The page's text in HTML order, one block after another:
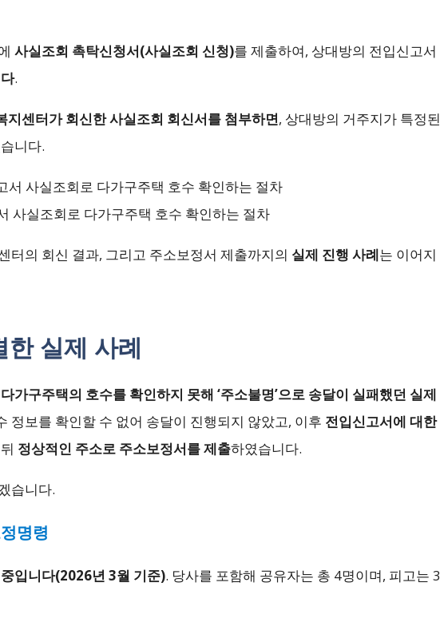
사실조회 촉탁신청서(사실조회 신청)를 제출하여, 상대방의 전입신고서
.
지센터가 회신한 사실조회 회신서를 첨부하면, 상대방의 거주지가 특정된
니다.
사실조회로 다가구주택 호수 확인하는 절차
터의 회신 결과, 그리고 주소보정서 제출까지의 실제 진행 사례는 이어지
실제 사례
다가구주택의 호수를 확인하지 못해 ‘주소불명’으로 송달이 실패했던 실제
정보를 확인할 수 없어 송달이 진행되지 않았고, 이후 전입신고서에 대한
정상적인 주소로 주소보정서를 제출하였습니다.
습니다.
명령
입니다(2026년 3월 기준). 당사를 포함해 공유자는 총 4명이며, 피고는 3